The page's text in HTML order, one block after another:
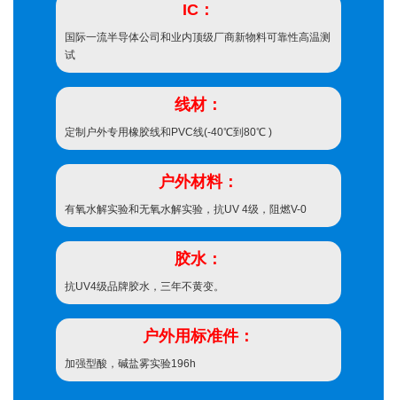
IC：
国际一流半导体公司和业内顶级厂商新物料可靠性高温测
试
线材：
定制户外专用橡胶线和PVC线(-40℃到80℃ )
户外材料：
有氧水解实验和无氧水解实验，抗UV 4级，阻燃V-0
胶水：
抗UV4级品牌胶水，三年不黄变。
户外用标准件：
加强型酸，碱盐雾实验196h